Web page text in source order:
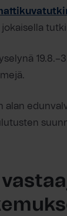
alan